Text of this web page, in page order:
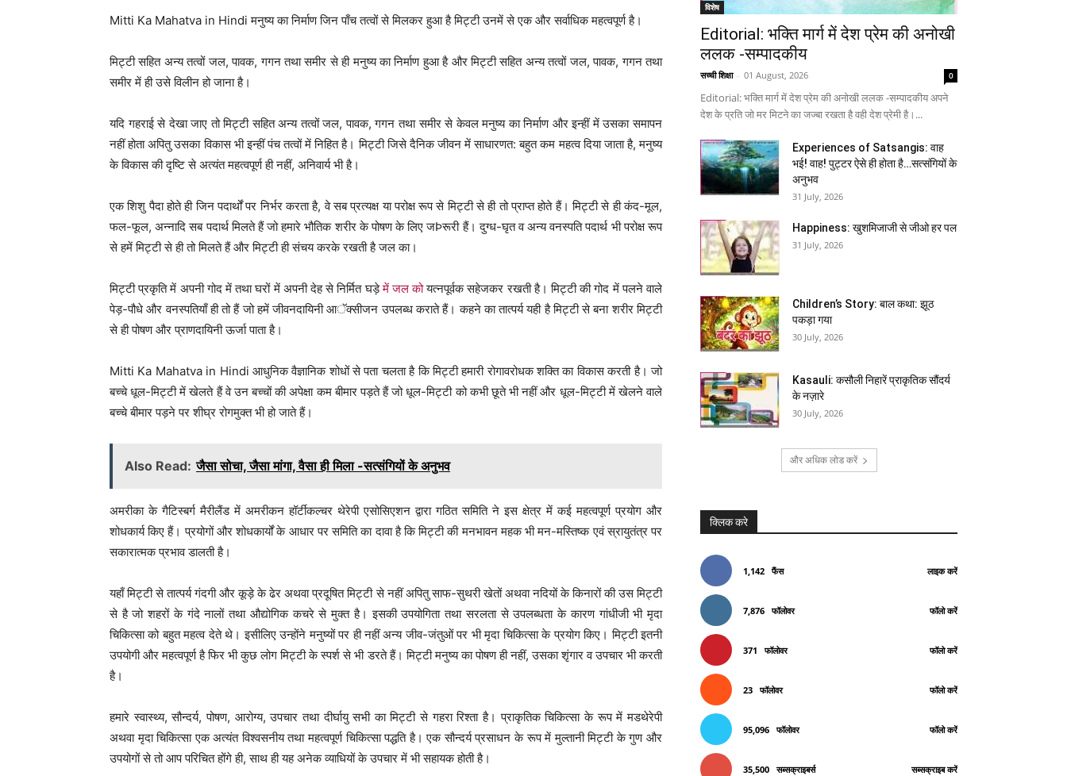
Mitti Ka Mahatva in Hindi मनुष्य का निर्माण जिन पाँच तत्वों से मिलकर हुआ है मिट्टी उनमें से एक और सर्वाधिक महत्वपूर्ण है।
मिट्टी सहित अन्य तत्वों जल, पावक, गगन तथा समीर से ही मनुष्य का निर्माण हुआ है और मिट्टी सहित अन्य तत्वों जल, पावक, गगन तथा
समीर में ही उसे विलीन हो जाना है।
यदि गहराई से देखा जाए तो मिट्टी सहित अन्य तत्वों जल, पावक, गगन तथा समीर से केवल मनुष्य का निर्माण और इन्हीं में उसका समापन
नहीं होता अपितु उसका विकास भी इन्हीं पंच तत्वों में निहित है। मिट्टी जिसे दैनिक जीवन में साधारणत: बहुत कम महत्व दिया जाता है, मनुष्य
के विकास की दृष्टि से अत्यंत महत्वपूर्ण ही नहीं, अनिवार्य भी है।
एक शिशु पैदा होते ही जिन पदार्थों पर निर्भर करता है, वे सब प्रत्यक्ष या परोक्ष रूप से मिट्टी से ही तो प्राप्त होते हैं। मिट्टी से ही कंद-मूल,
फल-फूल, अन्नादि सब पदार्थ मिलते हैं जो हमारे भौतिक शरीर के पोषण के लिए जÞरूरी हैं। दुग्ध-घृत व अन्य वनस्पति पदार्थ भी परोक्ष रूप
से हमें मिट्टी से ही तो मिलते हैं और मिट्टी ही संचय करके रखती है जल का।
मिट्टी प्रकृति में अपनी गोद में तथा घरों में अपनी देह से निर्मित घड़ेमें जल कोयत्नपूर्वक सहेजकर रखती है। मिट्टी की गोद में पलने वाले
पेड़-पौधे और वनस्पतियाँ ही तो हैं जो हमें जीवनदायिनी आॅक्सीजन उपलब्ध कराते हैं। कहने का तात्पर्य यही है मिट्टी से बना शरीर मिट्टी
से ही पोषण और प्राणदायिनी ऊर्जा पाता है।
Mitti Ka Mahatva in Hindi आधुनिक वैज्ञानिक शोधों से पता चलता है कि मिट्टी हमारी रोगावरोधक शक्ति का विकास करती है। जो
बच्चे धूल-मिट्टी में खेलते हैं वे उन बच्चों की अपेक्षा कम बीमार पड़ते हैं जो धूल-मिट्टी को कभी छूते भी नहीं और धूल-मिट्टी में खेलने वाले
बच्चे बीमार पड़ने पर शीघ्र रोगमुक्त भी हो जाते हैं।
Also Read: जैसा सोचा, जैसा मांगा, वैसा ही मिला -सत्संगियों के अनुभव
अमरीका के गैटिस्बर्ग मैरीलैंड में अमरीकन हॉर्टीकल्चर थेरेपी एसोसिएशन द्वारा गठित समिति ने इस क्षेत्र में कई महत्वपूर्ण प्रयोग और
शोधकार्य किए हैं। प्रयोगों और शोधकार्यों के आधार पर समिति का दावा है कि मिट्टी की मनभावन महक भी मन-मस्तिष्क एवं स्रायुतंत्र पर
सकारात्मक प्रभाव डालती है।
यहाँ मिट्टी से तात्पर्य गंदगी और कूड़े के ढेर अथवा प्रदूषित मिट्टी से नहीं अपितु साफ-सुथरी खेतों अथवा नदियों के किनारों की उस मिट्टी
से है जो शहरों के गंदे नालों तथा औद्योगिक कचरे से मुक्त है। इसकी उपयोगिता तथा सरलता से उपलब्धता के कारण गांधीजी भी मृदा
चिकित्सा को बहुत महत्व देते थे। इसीलिए उन्होंने मनुष्यों पर ही नहीं अन्य जीव-जंतुओं पर भी मृदा चिकित्सा के प्रयोग किए। मिट्टी इतनी
उपयोगी और महत्वपूर्ण है फिर भी कुछ लोग मिट्टी के स्पर्श से भी डरते हैं। मिट्टी मनुष्य का पोषण ही नहीं, उसका शृंगार व उपचार भी करती
है।
हमारे स्वास्थ्य, सौन्दर्य, पोषण, आरोग्य, उपचार तथा दीर्घायु सभी का मिट्टी से गहरा रिश्ता है। प्राकृतिक चिकित्सा के रूप में मडथेरेपी
अथवा मृदा चिकित्सा एक अत्यंत विश्वसनीय तथा महत्वपूर्ण चिकित्सा पद्धति है। एक सौन्दर्य प्रसाधन के रूप में मुल्तानी मिट्टी के गुण और
उपयोगों से तो आप परिचित होंगे ही, साथ ही यह अनेक व्याधियों के उपचार में भी सहायक होती है।
विशेष
Editorial: भक्ति मार्ग में देश प्रेम की अनोखी
ललक -सम्पादकीय
सच्ची शिक्षा - 01 August, 2026 0
Editorial: भक्ति मार्ग में देश प्रेम की अनोखी ललक -सम्पादकीय अपने
देश के प्रति जो मर मिटने का जज्बा रखता है वही देश प्रेमी है।...
Experiences of Satsangis: वाह
भई! वाह! पुट्टर ऐसे ही होता है…सत्संगियों के
अनुभव
31 July, 2026
Happiness: खुशमिजाजी से जीओ हर पल
31 July, 2026
Children’s Story: बाल कथा: झूठ
पकड़ा गया
30 July, 2026
Kasauli: कसौली निहारें प्राकृतिक सौंदर्य
के नज़ारे
30 July, 2026
और अधिक लोड करें
क्लिक करे
1,142 फैंस लाइक करें
7,876 फॉलोवर फॉलो करें
371 फॉलोवर फॉलो करें
23 फॉलोवर फॉलो करें
95,096 फॉलोवर फॉलो करें
35,500 सब्सक्राइबर्स सब्सक्राइब करें